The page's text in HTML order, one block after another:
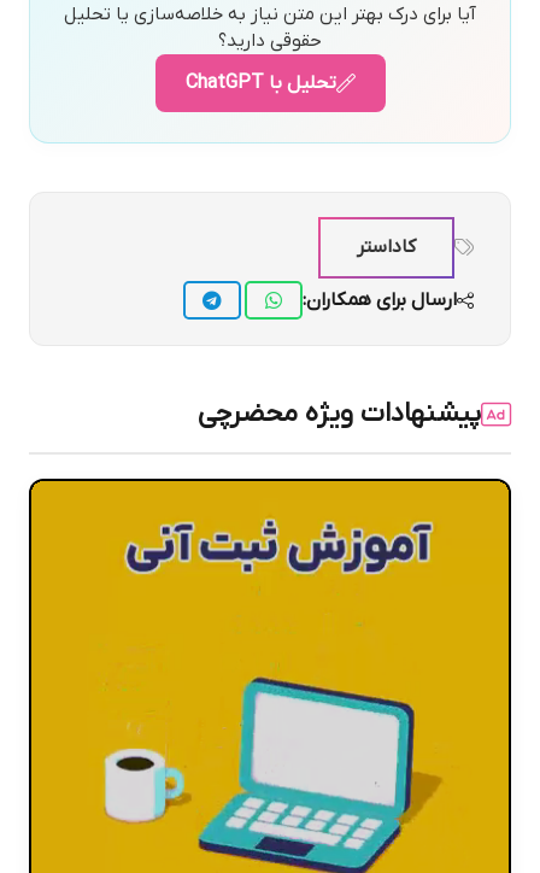
آیا برای درک بهتر این متن نیاز به خلاصه‌سازی یا تحلیل
حقوقی دارید؟
تحلیل با ChatGPT
کاداستر
ارسال برای همکاران:
پیشنهادات ویژه محضرچی